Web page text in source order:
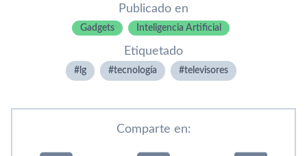
Publicado en
Gadgets Inteligencia Artificial
Etiquetado
lg tecnologí­a televisores
Comparte en: